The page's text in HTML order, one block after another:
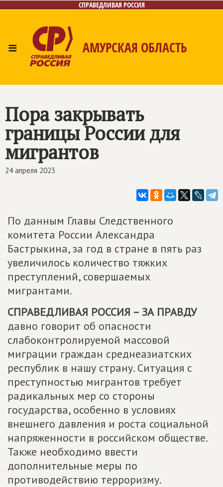
СПРАВЕДЛИВАЯ РОССИЯ
≡ АМУРСКАЯ ОБЛАСТЬ
Пора закрывать
границы России для
мигрантов
24 апреля 2023
По данным Главы Следственного
комитета России Александра
Бастрыкина, за год в стране в пять раз
увеличилось количество тяжких
преступлений, совершаемых
мигрантами.
СПРАВЕДЛИВАЯ РОССИЯ – ЗА ПРАВДУ
давно говорит об опасности
слабоконтролируемой массовой
миграции граждан среднеазиатских
республик в нашу страну. Ситуация с
преступностью мигрантов требует
радикальных мер со стороны
государства, особенно в условиях
внешнего давления и роста социальной
напряженности в российском обществе.
Также необходимо ввести
дополнительные меры по
противодействию терроризму.